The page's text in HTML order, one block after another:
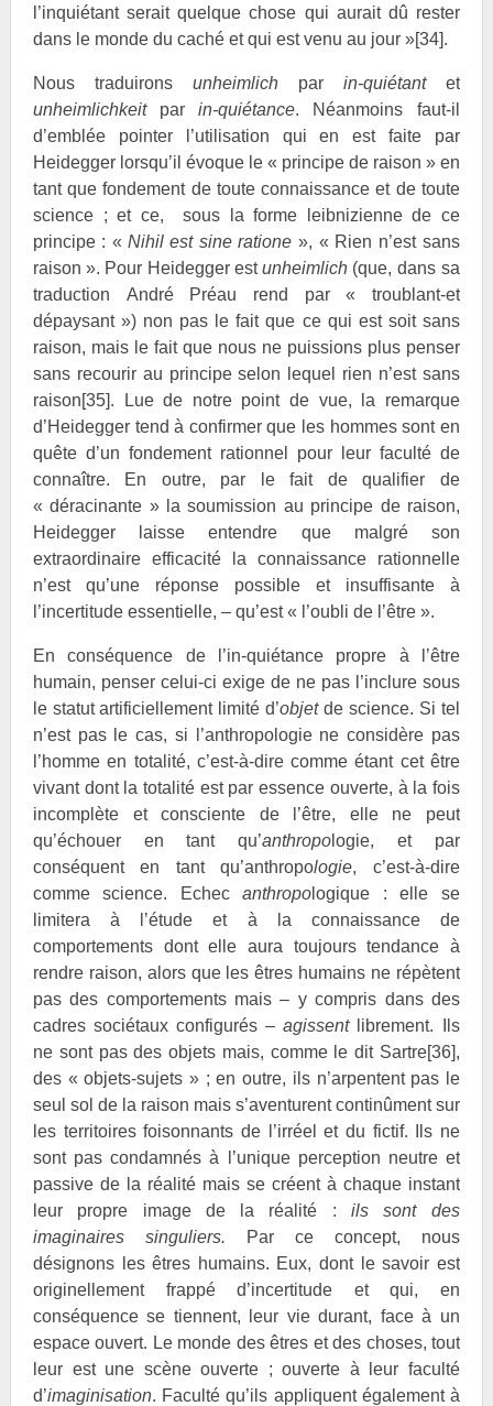
l’inquiétant serait quelque chose qui aurait dû rester
dans le monde du caché et qui est venu au jour »[34].
Nous traduirons unheimlichpar in-quiétant et
unheimlichkeit par in-quiétance. Néanmoins faut-il
d’emblée pointer l’utilisation qui en est faite par
Heidegger lorsqu’il évoque le « principe de raison » en
tant que fondement de toute connaissance et de toute
science ; et ce, sous la forme leibnizienne de ce
principe : « Nihil est sine ratione», « Rien n’est sans
raison ». Pour Heidegger estunheimlich (que, dans sa
traduction André Préau rend par « troublant-et
dépaysant ») non pas le fait que ce qui est soit sans
raison, mais le fait que nous ne puissions plus penser
sans recourir au principe selon lequel rien n’est sans
raison[35]. Lue de notre point de vue, la remarque
d’Heidegger tend à confirmer que les hommes sont en
quête d’un fondement rationnel pour leur faculté de
connaître. En outre, par le fait de qualifier de
« déracinante » la soumission au principe de raison,
Heidegger laisse entendre que malgré son
extraordinaire efficacité la connaissance rationnelle
n’est qu’une réponse possible et insuffisante à
l’incertitude essentielle, – qu’est « l’oubli de l’être ».
En conséquence de l’in-quiétance propre à l’être
humain, penser celui-ci exige de ne pas l’inclure sous
le statut artificiellement limité d’objetde science. Si tel
n’est pas le cas, si l’anthropologie ne considère pas
l’homme en totalité, c’est-à-dire comme étant cet être
vivant dont la totalité est par essence ouverte, à la fois
incomplète et consciente de l’être, elle ne peut
qu’échouer en tant qu’anthropologie, et par
conséquent en tant qu’anthropologie, c’est-à-dire
comme science. Echec anthropologique : elle se
limitera à l’étude et à la connaissance de
comportements dont elle aura toujours tendance à
rendre raison, alors que les êtres humains ne répètent
pas des comportements mais – y compris dans des
cadres sociétaux configurés – agissentlibrement. Ils
ne sont pas des objets mais, comme le dit Sartre[36],
des « objets-sujets » ; en outre, ils n’arpentent pas le
seul sol de la raison mais s’aventurent continûment sur
les territoires foisonnants de l’irréel et du fictif. Ils ne
sont pas condamnés à l’unique perception neutre et
passive de la réalité mais se créent à chaque instant
leur propre image de la réalité : ils sont des
imaginaires singuliers. Par ce concept, nous
désignons les êtres humains. Eux, dont le savoir est
originellement frappé d’incertitude et qui, en
conséquence se tiennent, leur vie durant, face à un
espace ouvert. Le monde des êtres et des choses, tout
leur est une scène ouverte ; ouverte à leur faculté
d’imaginisation. Faculté qu’ils appliquent également à